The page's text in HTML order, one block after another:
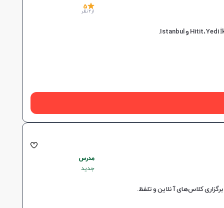
5
از 2 نظر
مدرس
جدید